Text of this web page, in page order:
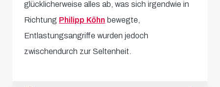
glücklicherweise alles ab, was sich irgendwie in
Richtung Philipp Köhn bewegte,
Entlastungsangriffe wurden jedoch
zwischendurch zur Seltenheit.